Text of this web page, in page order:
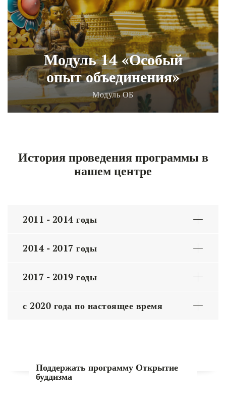
Модуль 14 «Особый
опыт объединения»
Модуль ОБ
История проведения программы в
нашем центре
2011 - 2014 годы
2014 - 2017 годы
2017 - 2019 годы
с 2020 года по настоящее время
Поддержать программу Открытие
буддизма